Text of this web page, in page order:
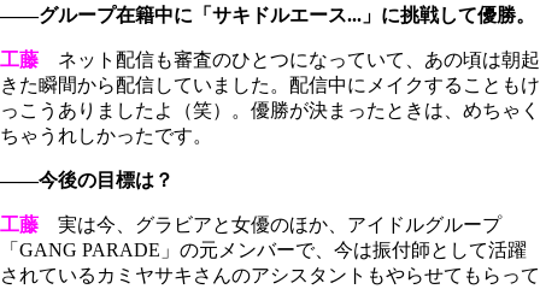
――グループ在籍中に「サキドルエース...」に挑戦して優勝。
工藤 ネット配信も審査のひとつになっていて、あの頃は朝起
きた瞬間から配信していました。配信中にメイクすることもけ
っこうありましたよ（笑）。優勝が決まったときは、めちゃく
ちゃうれしかったです。
――今後の目標は？
工藤 実は今、グラビアと女優のほか、アイドルグループ
「GANG PARADE」の元メンバーで、今は振付師として活躍
されているカミヤサキさんのアシスタントもやらせてもらって